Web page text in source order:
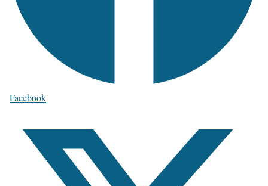
Facebook